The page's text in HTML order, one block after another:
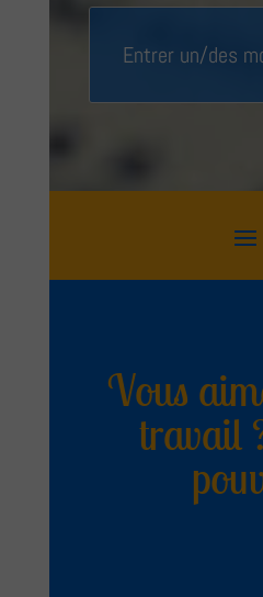
Vous
travail